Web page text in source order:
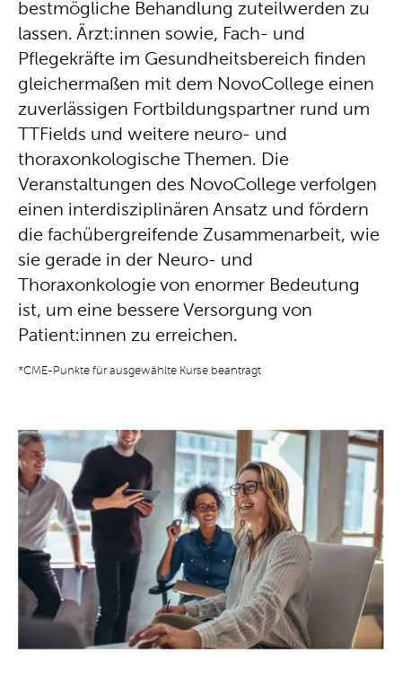
bestmögliche Behandlung zuteilwerden zu
lassen. Ärzt:innen sowie, Fach- und
Pflegekräfte im Gesundheitsbereich finden
gleichermaßen mit dem NovoCollege einen
zuverlässigen Fortbildungspartner rund um
TTFields und weitere neuro- und
thoraxonkologische Themen. Die
Veranstaltungen des NovoCollege verfolgen
einen interdisziplinären Ansatz und fördern
die fachübergreifende Zusammenarbeit, wie
sie gerade in der Neuro- und
Thoraxonkologie von enormer Bedeutung
ist, um eine bessere Versorgung von
Patient:innen zu erreichen.
*CME-Punkte für ausgewählte Kurse beantragt